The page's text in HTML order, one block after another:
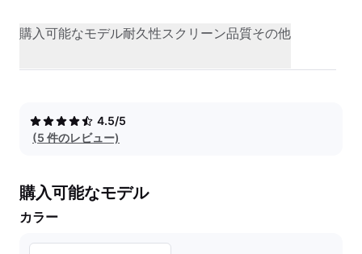
購入可能なモデル耐久性スクリーン品質その他
4.5/5
(5 件のレビュー)
購入可能なモデル
カラー